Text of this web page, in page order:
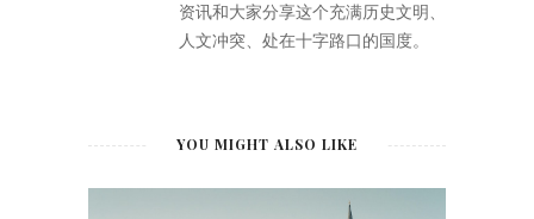
资讯和大家分享这个充满历史文明、
人文冲突、处在十字路口的国度。
YOU MIGHT ALSO LIKE